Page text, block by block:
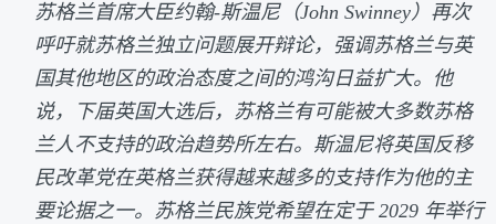
苏格兰首席大臣约翰-斯温尼（John Swinney）再次
呼吁就苏格兰独立问题展开辩论，强调苏格兰与英
国其他地区的政治态度之间的鸿沟日益扩大。他
说，下届英国大选后，苏格兰有可能被大多数苏格
兰人不支持的政治趋势所左右。斯温尼将英国反移
民改革党在英格兰获得越来越多的支持作为他的主
要论据之一。苏格兰民族党希望在定于 2029 年举行